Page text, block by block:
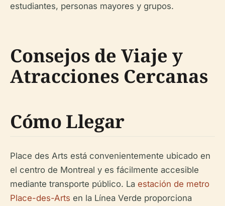
estudiantes, personas mayores y grupos.
Consejos de Viaje y
Atracciones Cercanas
Cómo Llegar
Place des Arts está convenientemente ubicado en
el centro de Montreal y es fácilmente accesible
mediante transporte público. La estación de metro
Place-des-Arts en la Línea Verde proporciona